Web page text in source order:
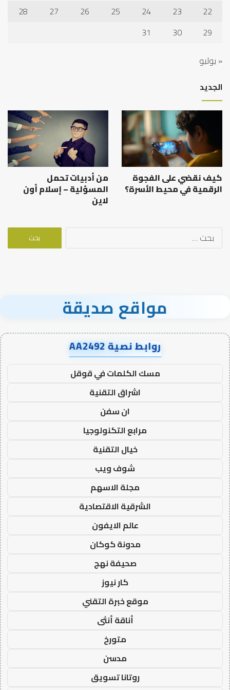
22
23
24
25
26
27
28
29
30
31
« يوليو
الجديد
كيف نقضي على الفجوة
الرقمية في محيط الأسرة؟
من أدبيات تحمل
المسؤلية – إسلام أون
لاين
البحث
مواقع صديقة
روابط نصية AA2492
مسك الكلمات في قوقل
اشراق التقنية
ان سفن
مرابع التكنولوجيا
خيال التقنية
شوف ويب
مجلة الاسهم
الشرقية الاقتصادية
عالم الايفون
مدونة كوكان
صحيفة نهج
كار نيوز
موقع خبرة التقني
أناقة أنثى
متورخ
مدسن
روتانا تسويق